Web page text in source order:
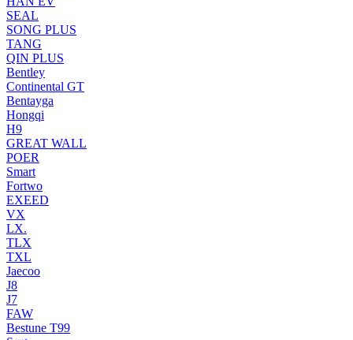
SEAL
SONG PLUS
TANG
QIN PLUS
Bentley
Continental GT
Bentayga
Hongqi
H9
GREAT WALL
POER
Smart
Fortwo
EXEED
VX
LX.
TLX
TXL
Jaecoo
J8
J7
FAW
Bestune T99